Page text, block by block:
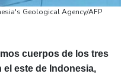
Geological Agency/AFP
cuerpos de los tres
este de Indonesia,